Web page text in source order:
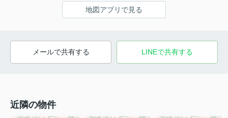
地図アプリで見る
メールで共有する LINEで共有する
近隣の物件